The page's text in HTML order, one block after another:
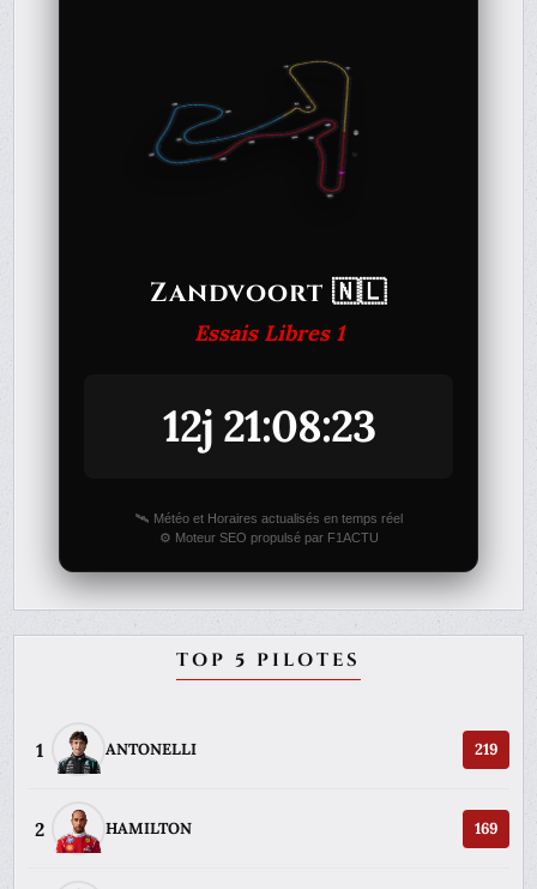
Zandvoort 🇳🇱
Essais Libres 1
12j 21:08:23
🛰️ Météo et Horaires actualisés en temps réel
⚙️ Moteur SEO propulsé par F1ACTU
TOP 5 PILOTES
1 ANTONELLI 219
2 HAMILTON 169